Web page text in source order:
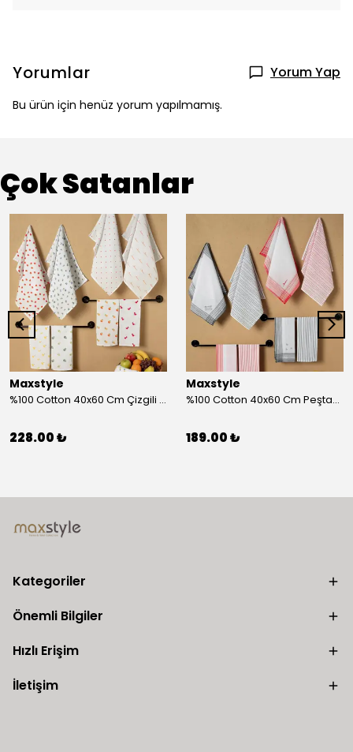
Yorumlar Yorum Yap
Bu ürün için henüz yorum yapılmamış.
Çok Satanlar
Maxstyle
%100 Cotton 40x60 Cm Çizgili Peştemal Kurulama Bezi 2 Li Set
228.00 ₺
Maxstyle
%100 Cotton 40x60 Cm Peştamal Kurulama Bezi 4 Lü Set
189.00 ₺
Kategoriler
Önemli Bilgiler
Hızlı Erişim
İletişim